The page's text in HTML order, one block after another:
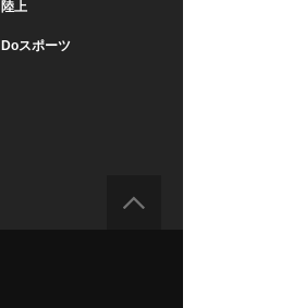
陸上
Doスポーツ